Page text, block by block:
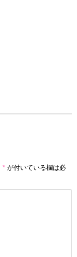
* が付いている欄は必